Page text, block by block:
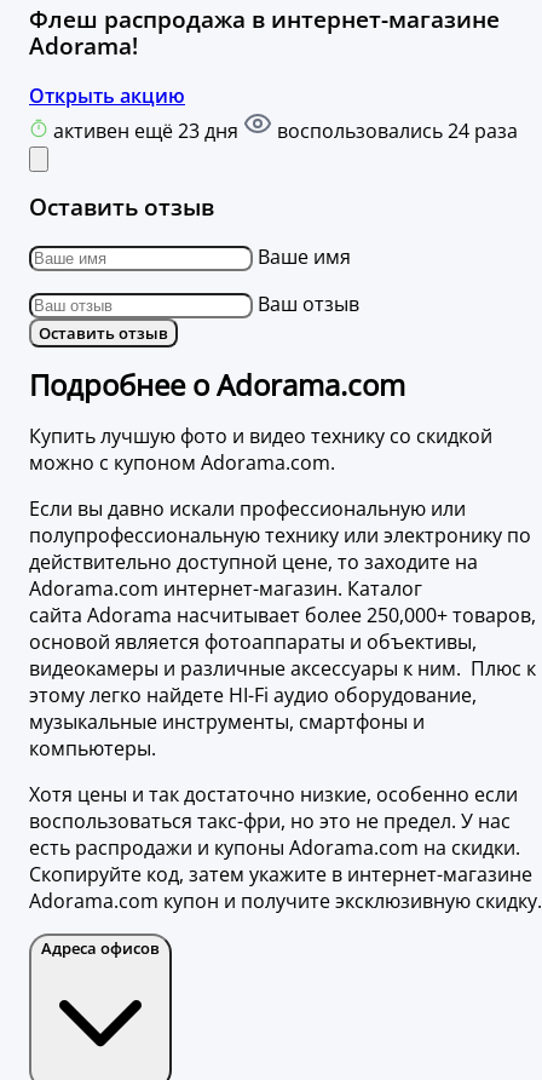
Флеш распродажа в интернет-магазине
Adorama!
Открыть акцию
активен ещё 23 дня
воспользовались 24 раза
Оставить отзыв
Ваше имя
Ваш отзыв
Оставить отзыв
Подробнее о Adorama.com
Купить лучшую фото и видео технику со скидкой
можно с купоном Adorama.com.
Если вы давно искали профессиональную или
полупрофессиональную технику или электронику по
действительно доступной цене, то заходите на
Adorama.com интернет-магазин. Каталог
сайта Adorama насчитывает более 250,000+ товаров,
основой является фотоаппараты и объективы,
видеокамеры и различные аксессуары к ним. Плюс к
этому легко найдете HI-Fi аудио оборудование,
музыкальные инструменты, смартфоны и
компьютеры.
Хотя цены и так достаточно низкие, особенно если
воспользоваться такс-фри, но это не предел. У нас
есть распродажи и купоны Adorama.com на скидки.
Скопируйте код, затем укажите в интернет-магазине
Adorama.com купон и получите эксклюзивную скидку.
Адреса офисов